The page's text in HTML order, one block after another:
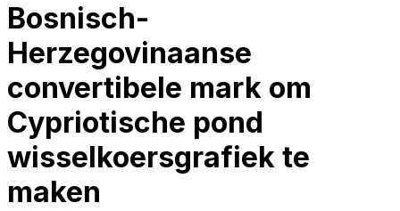
Bosnisch-
Herzegovinaanse
convertibele mark om
Cypriotische pond
wisselkoersgrafiek te
maken